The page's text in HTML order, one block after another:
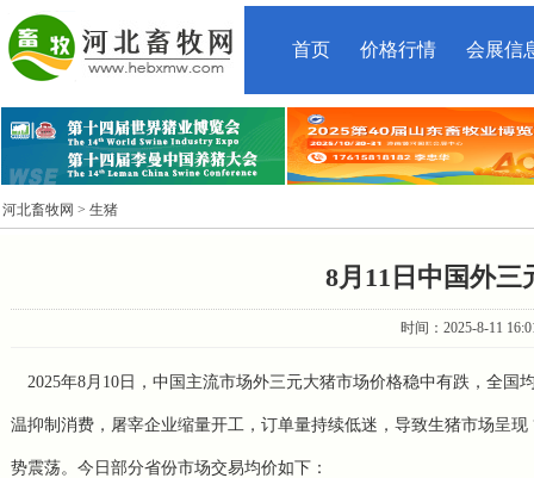
首页 价格行情 会展信
河北畜牧网 > 生猪
8月11日中国外
时间：2025-8-11
2025年8月10日，中国主流市场外三元大猪市场价格稳中有跌，全国
温抑制消费，屠宰企业缩量开工，订单量持续低迷，导致生猪市场呈
势震荡。今日部分省份市场交易均价如下：